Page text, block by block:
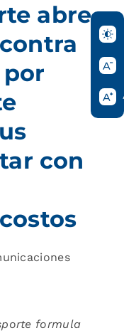
abre
por
con
formula